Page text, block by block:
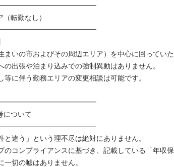
転勤なし）
まいの市およびその周辺エリア）を中心に回っていた
の出張や泊まり込みでの強制異動はありません。
に伴う勤務エリアの変更相談は可能です。
について
と違う」という理不尽は絶対にありません。
のコンプライアンスに基づき、記載している「年収保
一切の嘘はありません。